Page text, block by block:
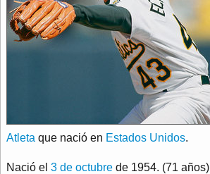
Atleta que nació en Estados Unidos.
Nació el 3 de octubre de 1954. (71 años)